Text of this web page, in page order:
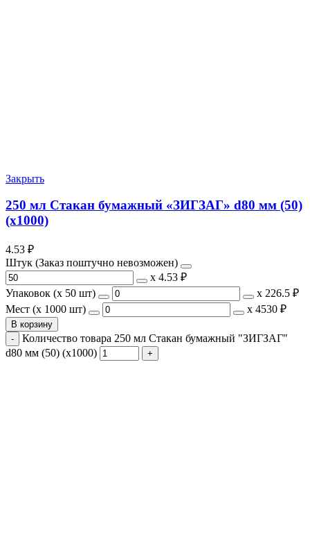
Закрыть
250 мл Стакан бумажный «ЗИГЗАГ» d80 мм (50)
(х1000)
4.53 ₽
Штук (Заказ поштучно невозможен)
х 4.53 ₽
Упаковок (x 50 шт)
х 226.5 ₽
Мест (x 1000 шт)
х 4530 ₽
В корзину
Количество товара 250 мл Стакан бумажный "ЗИГЗАГ"
d80 мм (50) (х1000)